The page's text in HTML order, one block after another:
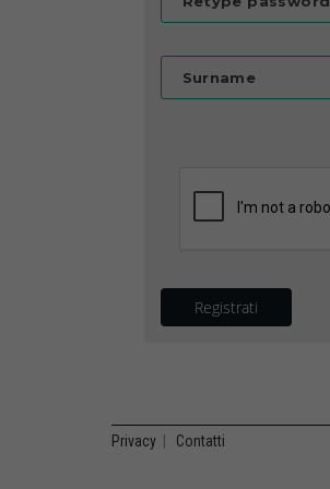
Surname
Registrati
Privacy Contatti